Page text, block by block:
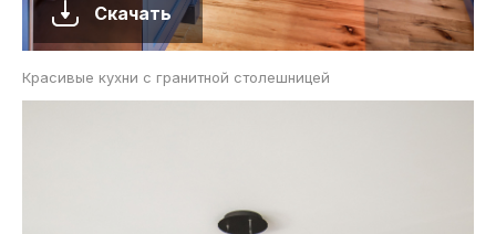
Скачать
Красивые кухни с гранитной столешницей